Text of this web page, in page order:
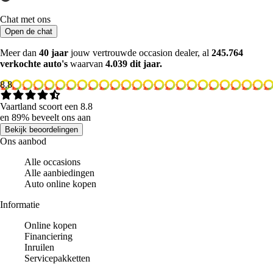
Chat met ons
Open de chat
Meer dan 40 jaar jouw vertrouwde occasion dealer, al 245.764
verkochte auto's waarvan 4.039 dit jaar.
8.8
Vaartland scoort een 8.8
en 89% beveelt ons aan
Bekijk beoordelingen
Ons aanbod
Alle occasions
Alle aanbiedingen
Auto online kopen
Informatie
Online kopen
Financiering
Inruilen
Servicepakketten